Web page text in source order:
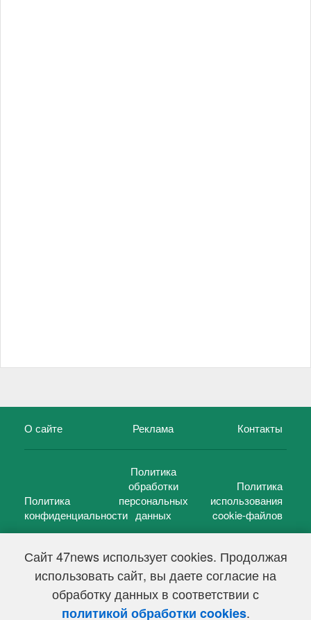
Сайт 47news использует cookies. Продолжая
использовать сайт, вы даете согласие на
обработку данных в соответствии с
политикой обработки cookies.
О сайте Реклама Контакты
Политика
конфиденциальности
Политика
обработки
персональных
данных
Политика
использования
cookie-файлов
47 новостей (47 news)2005 — 2026 г.
Свидетельство о регистрации СМИ Эл № ФС 77-39848, выдано
Федеральной службой по надзору в сфере связи,